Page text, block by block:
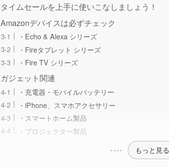
タイムセールを上手に使いこなしましょう！
Amazonデバイスは必ずチェック
・Echo & Alexa シリーズ
・Fireタブレット シリーズ
・Fire TV シリーズ
ガジェット関連
・充電器・モバイルバッテリー
・iPhone、スマホアクセサリー
・スマートホーム製品
・プロジェクター製品
もっと見る